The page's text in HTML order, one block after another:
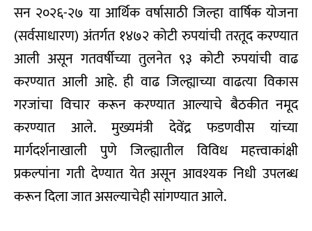
सन २०२६-२७ या आर्थिक वर्षासाठी जिल्हा वार्षिक योजना
(सर्वसाधारण) अंतर्गत १४७२ कोटी रुपयांची तरतूद करण्यात
आली असून गतवर्षीच्या तुलनेत ९३ कोटी रुपयांची वाढ
करण्यात आली आहे. ही वाढ जिल्ह्याच्या वाढत्या विकास
गरजांचा विचार करून करण्यात आल्याचे बैठकीत नमूद
करण्यात आले. मुख्यमंत्री देवेंद्र फडणवीस यांच्या
मार्गदर्शनाखाली पुणे जिल्ह्यातील विविध महत्त्वाकांक्षी
प्रकल्पांना गती देण्यात येत असून आवश्यक निधी उपलब्ध
करून दिला जात असल्याचेही सांगण्यात आले.